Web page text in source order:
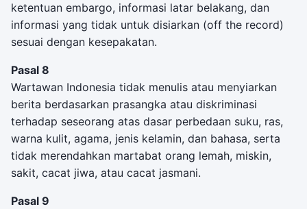
ketentuan embargo, informasi latar belakang, dan
informasi yang tidak untuk disiarkan (off the record)
sesuai dengan kesepakatan.
Pasal 8
Wartawan Indonesia tidak menulis atau menyiarkan
berita berdasarkan prasangka atau diskriminasi
terhadap seseorang atas dasar perbedaan suku, ras,
warna kulit, agama, jenis kelamin, dan bahasa, serta
tidak merendahkan martabat orang lemah, miskin,
sakit, cacat jiwa, atau cacat jasmani.
Pasal 9